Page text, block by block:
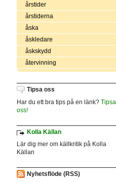
årstider
årstiderna
åska
åskledare
åskskydd
återvinning
Tipsa oss
Har du ett bra tips på en länk? Tipsa
oss!
Kolla Källan
Lär dig mer om källkritik på Kolla
Källan
Nyhetsflöde (RSS)